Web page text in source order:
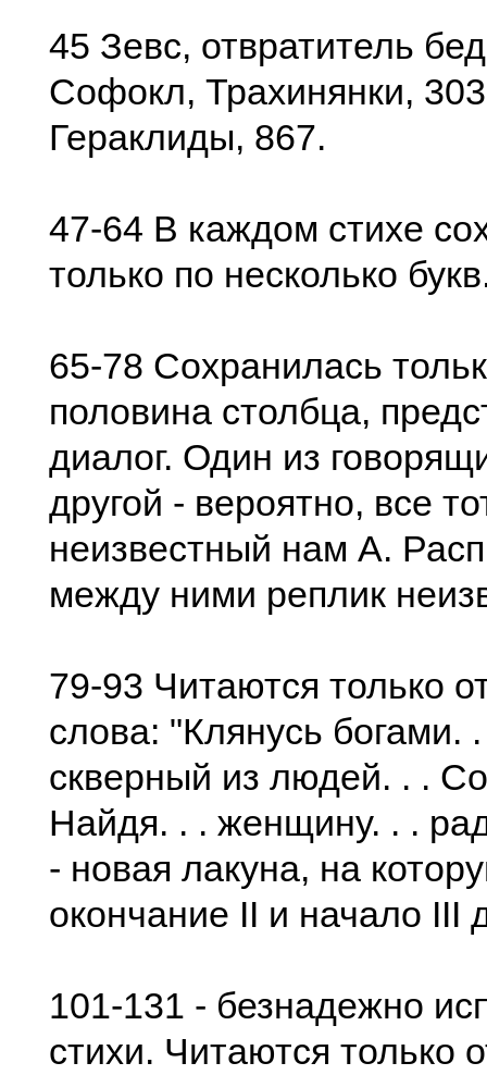
45 Зевс, отвратитель
Софокл, Трахинянки,
Гераклиды, 867.
47-64 В каждом стихе
только по несколько
65-78 Сохранилась
половина столбца,
диалог. Один из
другой - вероятно, все
неизвестный нам А.
между ними реплик
79-93 Читаются только
слова: "Клянусь богами.
скверный из людей. . .
Найдя. . . женщину. . .
- новая лакуна, на
окончание II и начало III
101-131 - безнадежно
стихи. Читаются только